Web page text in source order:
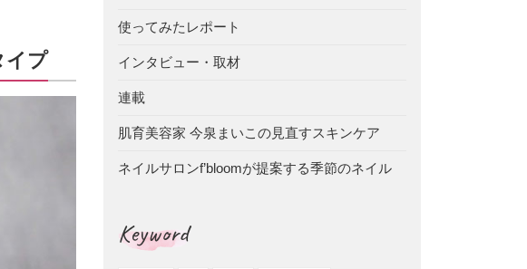
イプ
使ってみたレポート
インタビュー・取材
連載
肌育美容家 今泉まいこの見直すスキンケア
ネイルサロンf’bloomが提案する季節のネイル
Keyword